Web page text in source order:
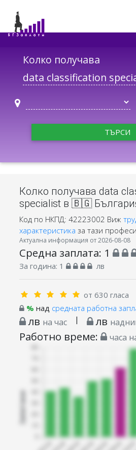
Колко получава
ТЪРСИ
Колко получава data
specialist в 🇧🇬
Код по НКПД: 42223002 Виж
характеристика за тази
Актуална информация от 2026-08-08
Средна заплата: 1
За година: 1 лв
от 630 гласа
% над средната работна
лв на час | лв
Работно време: часа